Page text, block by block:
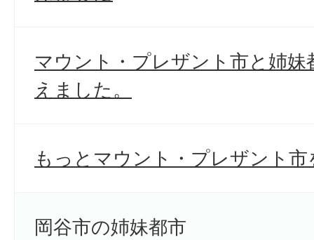
マウント・プレザント市と姉
えました。
もっとマウント・プレザント
岡谷市の姉妹都市